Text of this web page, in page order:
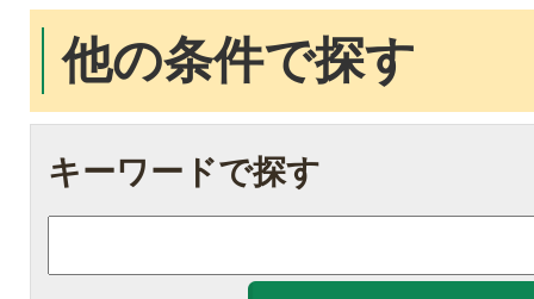
他の条件で探す
キーワードで探す